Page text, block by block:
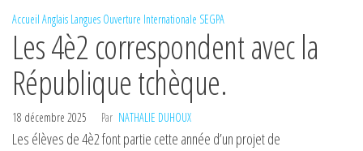
Accueil Anglais Langues Ouverture Internationale SEGPA
Les 4è2 correspondent avec la
République tchèque.
18 décembre 2025 Par NATHALIE DUHOUX
Les élèves de 4è2 font partie cette année d’un projet de